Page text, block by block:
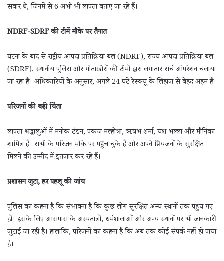
सवार थे, जिनमें से 6 अभी भी लापता बताए जा रहे हैं।
NDRF-SDRF की टीमें मौके पर तैनात
घटना के बाद से राष्ट्रीय आपदा प्रतिक्रिया बल (NDRF), राज्य आपदा प्रतिक्रिया बल
(SDRF), स्थानीय पुलिस और गोताखोरों की टीमों द्वारा लगातार सर्च ऑपरेशन चलाया
जा रहा है। अधिकारियों के अनुसार, अगले 24 घंटे रेस्क्यू के लिहाज से बेहद अहम हैं।
परिजनों की बढ़ी चिंता
लापता श्रद्धालुओं में मनीक टंडन, पंकज मल्होत्रा, ऋषभ शर्मा, यश भल्ला और मौनिका
शामिल हैं। सभी के परिजन मौके पर पहुंच चुके हैं और अपने प्रियजनों के सुरक्षित
मिलने की उम्मीद में इंतजार कर रहे हैं।
प्रशासन जुटा, हर पहलू की जांच
पुलिस का कहना है कि संभावना है कि कुछ लोग सुरक्षित अन्य स्थानों तक पहुंच गए
हों। इसके लिए आसपास के अस्पतालों, धर्मशालाओं और अन्य स्थानों पर भी जानकारी
जुटाई जा रही है। हालांकि, परिजनों का कहना है कि अब तक कोई संपर्क नहीं हो पाया
है।